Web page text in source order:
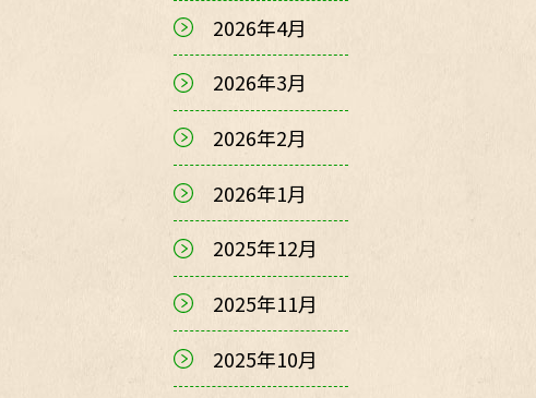
2026年4月
2026年3月
2026年2月
2026年1月
2025年12月
2025年11月
2025年10月